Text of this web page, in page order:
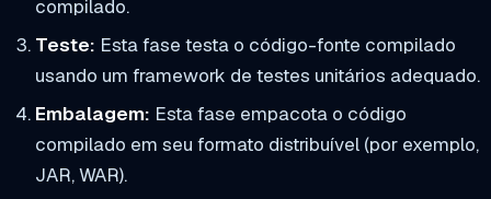
compilado.
Teste: Esta fase testa o código-fonte compilado
usando um framework de testes unitários adequado.
Embalagem: Esta fase empacota o código
compilado em seu formato distribuível (por exemplo,
JAR, WAR).